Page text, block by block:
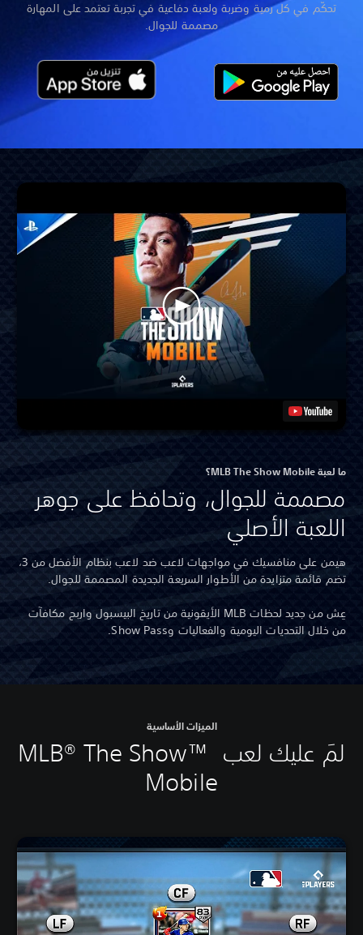
تحكّم في كل رمية وضربة ولعبة دفاعية في تجربة تعتمد على المهارة
مصممة للجوال.
ما لعبة MLB The Show Mobile؟
مصممة للجوال، وتحافظ على جوهر
اللعبة الأصلي
هيمن على منافسيك في مواجهات لاعب ضد لاعب بنظام الأفضل من 3،
تضم قائمة متزايدة من الأطوار السريعة الجديدة المصممة للجوال.
عِش من جديد لحظات MLB الأيقونية من تاريخ البيسبول واربح مكافآت
من خلال التحديات اليومية والفعاليات وShow Pass.
الميزات الأساسية
لمَ عليك لعب MLB® The Show™
Mobile